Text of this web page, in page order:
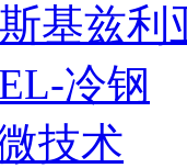
基兹利
冷钢
技术